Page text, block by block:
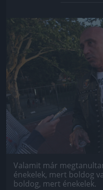
Jön
Valamit már
énekelek, mert boldog
boldog, mert énekelek.